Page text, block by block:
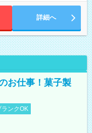
詳細へ
お仕事！菓子製
ランクOK